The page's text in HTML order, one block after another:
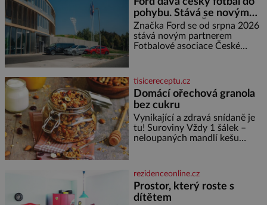
měďáky a štůčky látky. Zraněná
žena pár dní nato umírá. Je to
muž nebývale krutý. Jeho činy
budí hrůzu ještě dlouho po jeho
smrti
pohybu. Stává se novým
partnerem FAČR
Značka Ford se od srpna 2026
stává novým partnerem
Fotbalové asociace České
asociace, reprezentačních týmů
i českého fotbalu v regionech.
Partner
tisicereceptu.cz
Domácí ořechová granola
bez cukru
Vynikající a zdravá snídaně je
tu! Suroviny Vždy 1 šálek –
neloupaných mandlí kešu
semínek dýně rozinek 3 šálky
ovesných vloček 1 lžíce mlet
rezidenceonline.cz
Prostor, který roste s
dítětem